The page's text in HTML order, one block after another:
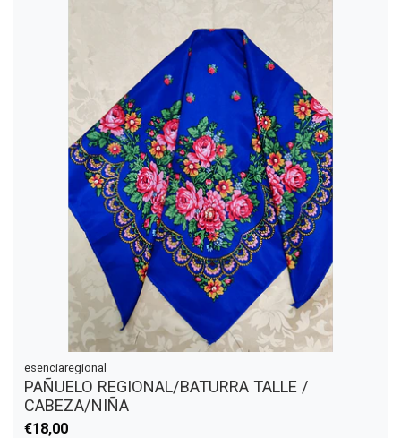
esenciaregional
PAÑUELO REGIONAL/BATURRA TALLE /
CABEZA/NIÑA
€18,00